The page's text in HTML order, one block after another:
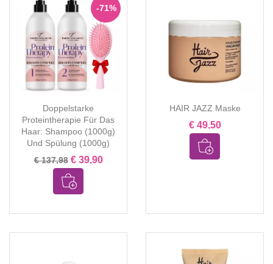
Doppelstarke
Proteintherapie Für Das
Haar: Shampoo (1000g)
Und Spülung (1000g)
€ 137,98 € 39,90
-71%
HAIR JAZZ Maske
€ 49,50